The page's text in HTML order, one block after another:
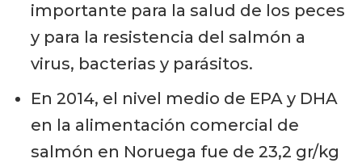
importante para la salud de los peces
y para la resistencia del salmón a
virus, bacterias y parásitos.
En 2014, el nivel medio de EPA y DHA
en la alimentación comercial de
salmón en Noruega fue de 23,2 gr/kg